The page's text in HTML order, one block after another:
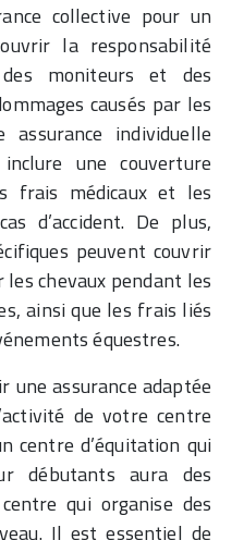
collective pour un
la responsabilité
moniteurs et des
causés par les
individuelle
une couverture
frais médicaux et les
d’accident. De plus,
peuvent couvrir
les chevaux pendant les
ainsi que les frais liés
équestres.
assurance adaptée
de votre centre
centre d’équitation qui
débutants aura des
qui organise des
Il est essentiel de